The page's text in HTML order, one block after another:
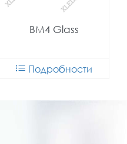
BM4 Glass
Подробности